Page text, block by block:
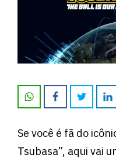
Se você é fã do
Tsubasa”, aqui vai